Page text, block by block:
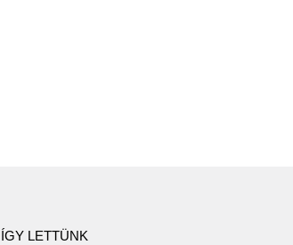
ÍGY LETTÜNK